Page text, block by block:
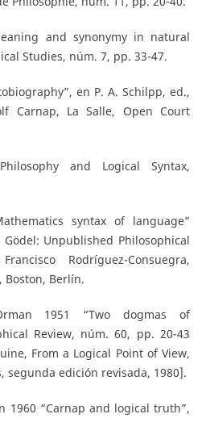
and synonymy in natural
Studies, núm. 7, pp. 33-47.
en P. A. Schilpp, ed.,
Carnap, La Salle, Open Court
and Logical Syntax,
syntax of language”
Unpublished Philosophical
Rodríguez-Consuegra,
Boston, Berlín.
1951 “Two dogmas of
Review, núm. 60, pp. 20-43
From a Logical Point of View,
segunda edición revisada, 1980].
1960 “Carnap and logical truth”,